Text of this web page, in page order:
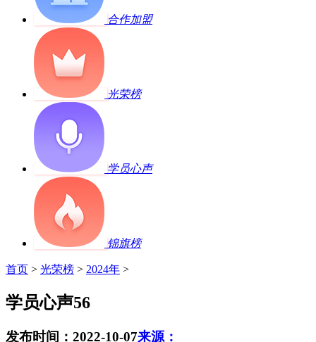
合作加盟
光荣榜
学员心声
锦旗榜
首页 > 光荣榜 > 2024年 >
学员心声56
发布时间：2022-10-07来源：